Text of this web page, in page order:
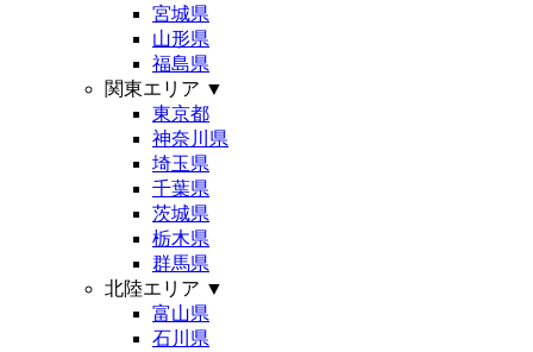
宮城県
山形県
福島県
関東エリア ▼
東京都
神奈川県
埼玉県
千葉県
茨城県
栃木県
群馬県
北陸エリア ▼
富山県
石川県